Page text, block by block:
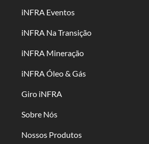
iNFRA Eventos
iNFRA Na Transição
iNFRA Mineração
iNFRA Óleo & Gás
Giro iNFRA
Sobre Nós
Nossos Produtos